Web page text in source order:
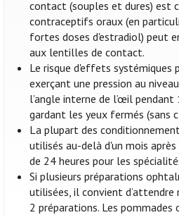
contact (souples et dures) est
contraceptifs oraux (en
fortes doses d'estradiol) peut
aux lentilles de contact.
Le risque d'effets systémiques
exerçant une pression au
l’angle interne de l’œil
gardant les yeux fermés (sans
La plupart des
utilisés au-delà d'un mois
de 24 heures pour les
Si plusieurs préparations
utilisées, il convient
2 préparations. Les